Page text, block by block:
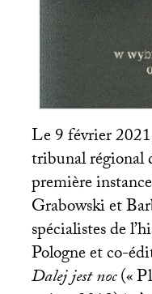
Le 9 février
tribunal régional
première
Grabowski et
spécialistes de
Pologne et co-
Dalej jest noc(«